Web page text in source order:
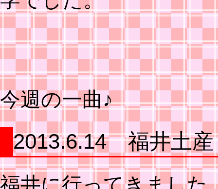
今週の一曲♪
2013.6.14 福井土産
福井に行ってきました